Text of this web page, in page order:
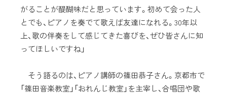
がることが醍醐味だと思っています。初めて会った人
とでも、ピアノを奏でて歌えば友達になれる。30年以
上、歌の伴奏をして感じてきた喜びを、ぜひ皆さんに知
ってほしいですね」
そう語るのは、ピアノ講師の篠田恭子さん。京都市で
「篠田音楽教室」「おれんじ教室」を主宰し、合唱団や歌